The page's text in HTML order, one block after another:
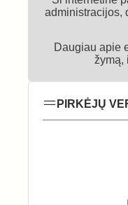
administracijos,
Daugiau apie
žymą,
PIRKĖJŲ